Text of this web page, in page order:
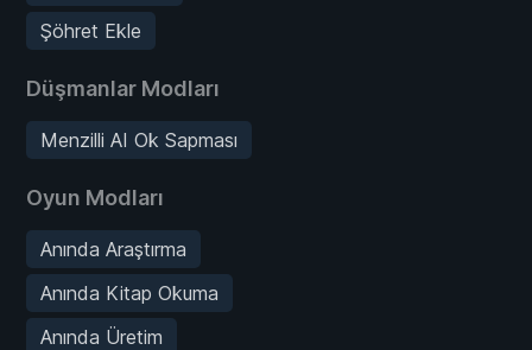
Şöhret Ekle
Düşmanlar Modları
Menzilli AI Ok Sapması
Oyun Modları
Anında Araştırma
Anında Kitap Okuma
Anında Üretim